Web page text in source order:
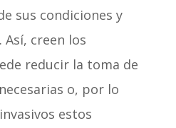
sus condiciones y
creen los
reducir la toma de
o, por lo
estos